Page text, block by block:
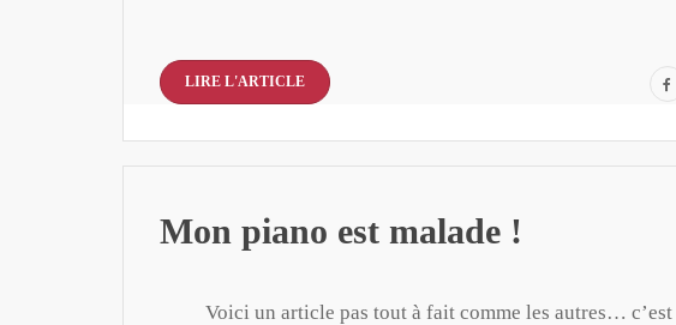
LIRE L'ARTICLE
Mon piano est malade !
Voici un article pas tout à fait comme les autres…